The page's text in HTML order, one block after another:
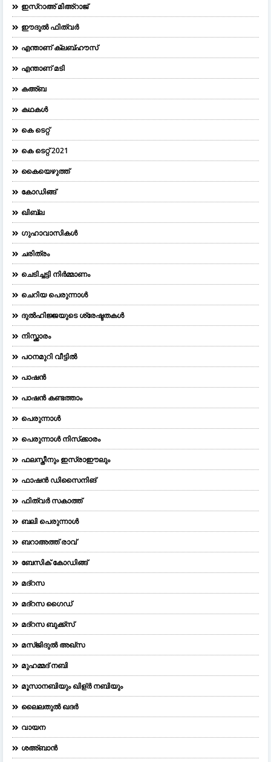
ഇസ്റാഅ് മിഅ്റാജ്
ഈദുല്‍ ഫിത്വര്‍
എന്താണ് ക്ലബ്ഹൗസ്
എന്താണ് മടി
കഅ്ബ
കഥകൾ
കെ ടെറ്റ്
കെ ടെറ്റ് 2021
കൈയെഴുത്ത്
കോഡിങ്ങ്
ഖിബ്‌ല
ഗുഹാവാസികൾ
ചരിത്രം
ചെടിച്ചട്ടി നിർമ്മാണം
ചെറിയ പെരുന്നാള്‍
ദുല്‍ഹിജ്ജയുടെ ശ്രേഷ്ടതകള്‍
നിസ്ക്കാരം
പഠനമുറി വീട്ടിൽ
പാഷൻ
പാഷൻ കണ്ടത്താം
പെരുന്നാള്‍
പെരുന്നാള്‍ നിസ്‌ക്കാരം
ഫലസ്തീനും ഇസ്രാഈലും
ഫാഷന്‍ ഡിസൈനിങ്‌
ഫിത്വർ സകാത്ത്
ബലി പെരുന്നാള്‍
ബറാഅത്ത് രാവ്
ബേസിക് കോഡിങ്ങ്
മദ്റസ
മദ്‌റസ ഗൈഡ്
മദ്റസ ബുക്ക്സ്
മസ്ജിദുല്‍ അഖ്‌സ
മുഹമ്മദ് നബി
മൂസാനബിയും ഖിള്ർ നബിയും
ലൈലതുല്‍ ഖദര്‍
വായന
ശഅ്ബാൻ